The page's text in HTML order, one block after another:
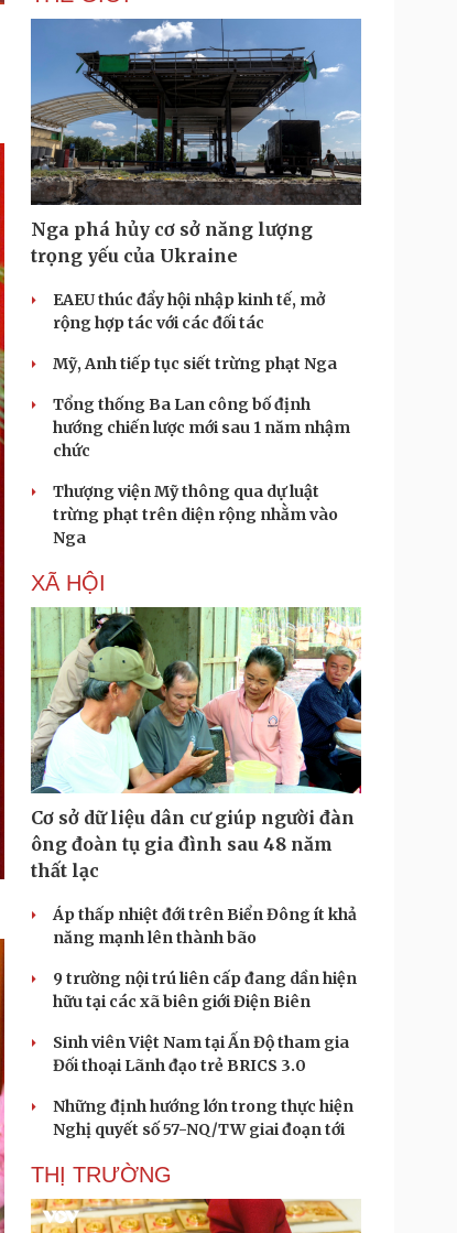
Nga phá hủy cơ sở năng lượng
trọng yếu của Ukraine
EAEU thúc đẩy hội nhập kinh tế, mở
rộng hợp tác với các đối tác
Mỹ, Anh tiếp tục siết trừng phạt Nga
Tổng thống Ba Lan công bố định
hướng chiến lược mới sau 1 năm nhậm
chức
Thượng viện Mỹ thông qua dự luật
trừng phạt trên diện rộng nhằm vào
Nga
XÃ HỘI
Cơ sở dữ liệu dân cư giúp người đàn
ông đoàn tụ gia đình sau 48 năm
thất lạc
Áp thấp nhiệt đới trên Biển Đông ít khả
năng mạnh lên thành bão
9 trường nội trú liên cấp đang dần hiện
hữu tại các xã biên giới Điện Biên
Sinh viên Việt Nam tại Ấn Độ tham gia
Đối thoại Lãnh đạo trẻ BRICS 3.0
Những định hướng lớn trong thực hiện
Nghị quyết số 57-NQ/TW giai đoạn tới
THỊ TRƯỜNG